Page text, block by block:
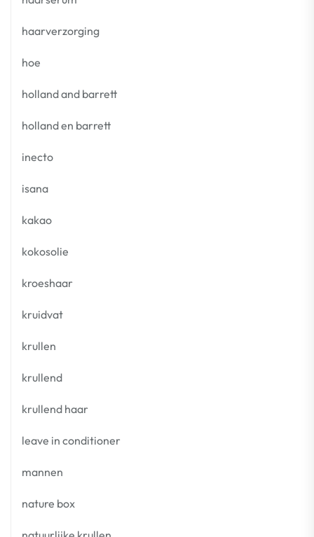
haarverzorging
hoe
holland and barrett
holland en barrett
inecto
isana
kakao
kokosolie
kroeshaar
kruidvat
krullen
krullend
krullend haar
leave in conditioner
mannen
nature box